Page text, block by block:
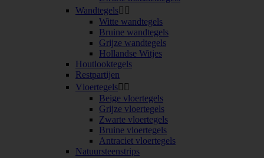
Wandtegels 
Witte wandtegels
Bruine wandtegels
Grijze wandtegels
Hollandse Witjes
Houtlooktegels
Restpartijen
Vloertegels 
Beige vloertegels
Grijze vloertegels
Zwarte vloertegels
Bruine vloertegels
Antraciet vloertegels
Natuursteenstrips